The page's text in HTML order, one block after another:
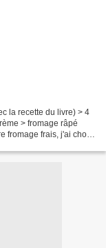
la recette du livre) > 4
> fromage râpé
fromage frais, j'ai choisi